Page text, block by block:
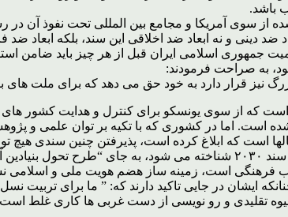
باشد.
از سوی آمریکا و مجامع بین المللی تحت نفوذ آن
ضد دینی و نه ابعاد ضد اخلاقی این سند، بلکه
جمهوری اسلامی ایران قبل از هر چیز باید ضامن
به صراحت فرمودند:
نیز قرار دارد به خود حق می دهد که برای ملت
طرحی غیر بومی و خلاف قانون است که از سوی یونسکو برای کنترل
شده است. اما در کشوری که با تکیه بر توان علمی و
است که ابلاغ کرده است، پذیرفتن چنین سندی هیچ
توجه به این نکته که اجرای طرح جامع فرهنگی _ اجتماعی یونسکو که با
است، زمینه ساز هضم هویت ملی و اسلامی
ایشان در جایی تاکید دارند که: ” ما برای تربیت
تقلیدی و رو نویسی از دست غربی ها کاری غلط